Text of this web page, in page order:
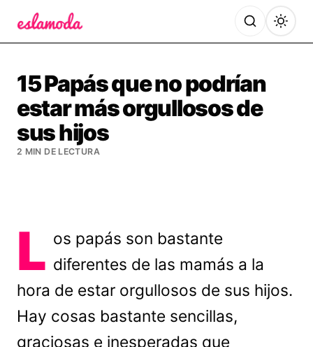
15 Papás que no podrían
estar más orgullosos de
sus hijos
2 MIN DE LECTURA
L os papás son bastante
diferentes de las mamás a la
hora de estar orgullosos de sus hijos.
Hay cosas bastante sencillas,
graciosas e inesperadas que